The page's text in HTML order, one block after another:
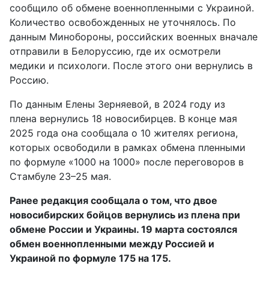
сообщило об обмене военнопленными с Украиной.
Количество освобожденных не уточнялось. По
данным Минобороны, российских военных вначале
отправили в Белоруссию, где их осмотрели
медики и психологи. После этого они вернулись в
Россию.
По данным Елены Зерняевой, в 2024 году из
плена вернулись 18 новосибирцев. В конце мая
2025 года она сообщала о 10 жителях региона,
которых освободили в рамках обмена пленными
по формуле «1000 на 1000» после переговоров в
Стамбуле 23–25 мая.
Ранее редакция сообщала о том, что двое
новосибирских бойцов вернулись из плена при
обмене России и Украины. 19 марта состоялся
обмен военнопленными между Россией и
Украиной по формуле 175 на 175.